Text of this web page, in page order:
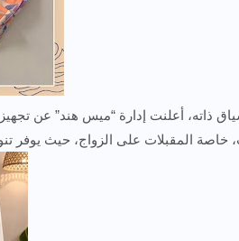
ذاته، أعلنت إدارة “ميس هند” عن
خاصة المقبلات على الزواج، حيث يوفر